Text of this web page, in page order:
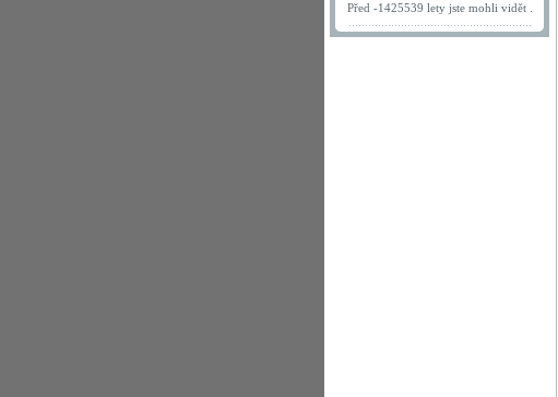
Před -1425539 lety jste mohli vidět .